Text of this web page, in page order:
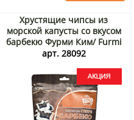
Хрустящие чипсы из
морской капусты со вкусом
барбекю Фурми Ким/ Furmi
Kim, Корея, 30 г Акция
арт. 28092